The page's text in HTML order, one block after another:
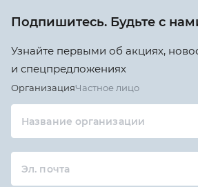
Подпишитесь. Будьте с
Узнайте первыми об акциях,
и спецпредложениях
ОрганизацияЧастное лицо
Название организации
Эл. почта